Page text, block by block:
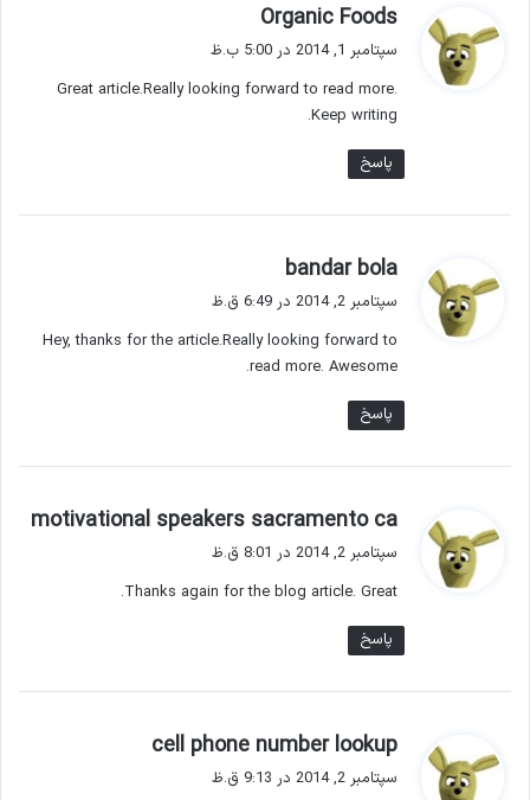
Organic Foods
ف
:
سپتامبر 1, 2014 در 5:00 ب.ظ
Great article.Really looking forward to read more.
Keep writing.
پاسخ
bandar bola
ت
:
سپتامبر 2, 2014 در 6:49 ق.ظ
Hey, thanks for the article.Really looking forward to
read more. Awesome.
پاسخ
motivational speakers sacramento ca
سپتامبر 2, 2014 در 8:01 ق.ظ
Thanks again for the blog article. Great.
پاسخ
cell phone number lookup
سپتامبر 2, 2014 در 9:13 ق.ظ